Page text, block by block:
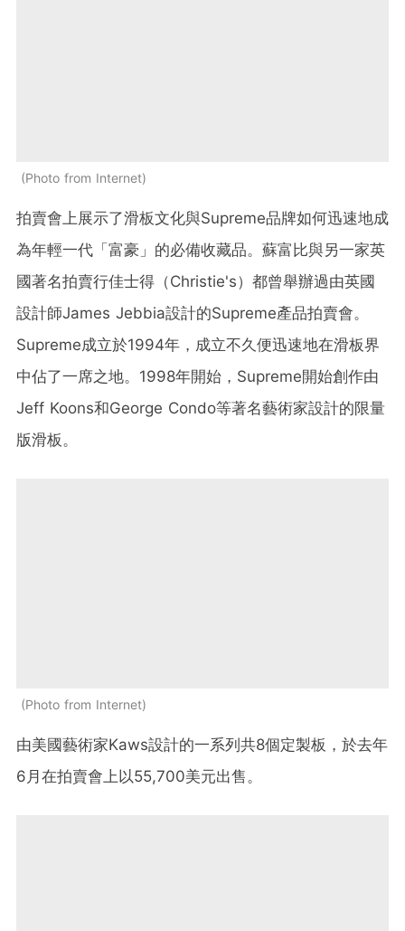
Photo from Internet
拍賣會上展示了滑板文化與Supreme品牌如何迅速地成
為年輕一代「富豪」的必備收藏品。蘇富比與另一家英
國著名拍賣行佳士得（Christie's）都曾舉辦過由英國
設計師James Jebbia設計的Supreme產品拍賣會。
Supreme成立於1994年，成立不久便迅速地在滑板界
中佔了一席之地。1998年開始，Supreme開始創作由
Jeff Koons和George Condo等著名藝術家設計的限量
版滑板。
Photo from Internet
由美國藝術家Kaws設計的一系列共8個定製板，於去年
6月在拍賣會上以55,700美元出售。